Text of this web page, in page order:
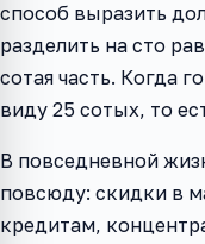
способ выразить
разделить на сто
сотая часть. Когда
виду 25 сотых, то
В повседневной
повсюду: скидки в
кредитам,